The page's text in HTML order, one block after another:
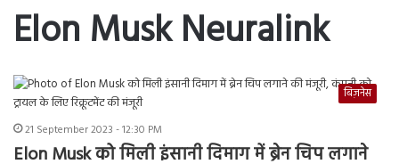
Elon Musk Neuralink
बिज़नेस
21 September 2023 - 12:30 PM
Elon Musk को मिली इंसानी दिमाग में ब्रेन चिप लगाने